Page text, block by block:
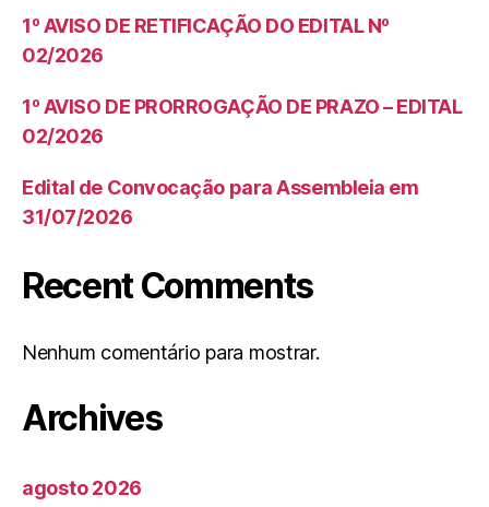
1º AVISO DE RETIFICAÇÃO DO EDITAL Nº
02/2026
1º AVISO DE PRORROGAÇÃO DE PRAZO – EDITAL
02/2026
Edital de Convocação para Assembleia em
31/07/2026
Recent Comments
Nenhum comentário para mostrar.
Archives
agosto 2026